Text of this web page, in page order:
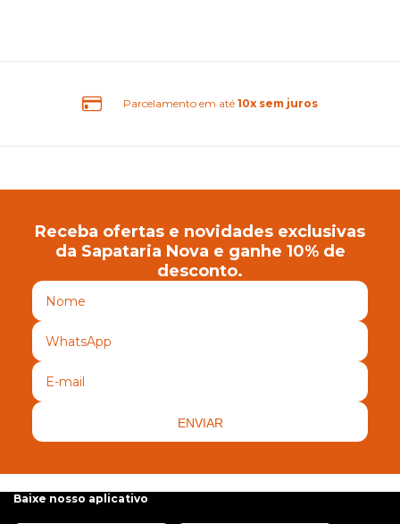
Parcelamento em até10x sem juros
Receba ofertas e novidades exclusivas
da Sapataria Nova e ganhe 10% de
desconto.
ENVIAR
Baixe nosso aplicativo